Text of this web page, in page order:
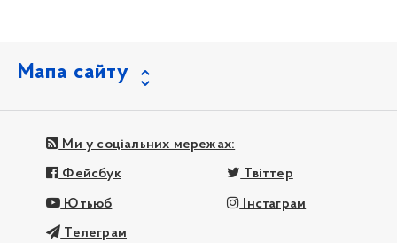
Мапа сайту
Ми у соціальних мережах:
Фейсбук Твіттер
Ютьюб Інстаграм
Телеграм